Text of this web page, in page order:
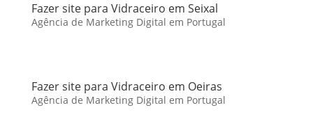
Fazer site para Vidraceiro em Seixal
Agência de Marketing Digital em Portugal
Fazer site para Vidraceiro em Oeiras
Agência de Marketing Digital em Portugal